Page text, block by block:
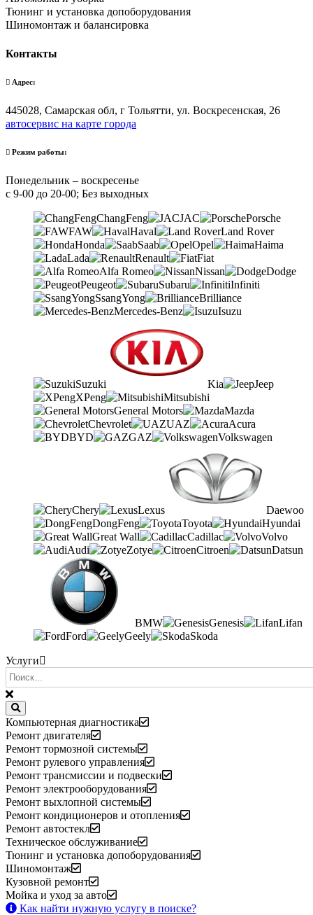
Тюнинг и установка допоборудования
Шиномонтаж и балансировка
Контакты
Адрес:
445028, Самарская обл, г Тольятти, ул. Воскресенская, 26
автосервис на карте города
Режим работы:
Понедельник – воскресенье
с 9-00 до 20-00; Без выходных
ChangFeng JAC
Porsche
FAW
Haval
Land Rover
Honda
Saab Opel
Haima
Lada
Renault
Fiat
Alfa Romeo
Nissan
Dodge
Peugeot
Subaru
Infiniti
SsangYong
Brilliance
Mercedes-Benz
Isuzu
Suzuki Kia
Jeep
XPeng
Mitsubishi
General Motors
Mazda
Chevrolet
UAZ
Acura
BYD
GAZ Volkswagen
Chery Lexus
Daewoo
DongFeng
Toyota
Hyundai
Great Wall
Cadillac
Volvo
Audi
Zotye Citroen Datsun
BMW Genesis
Lifan
Ford
Geely Skoda
Услуги
Компьютерная диагностика
Ремонт двигателя
Ремонт тормозной системы
Ремонт рулевого управления
Ремонт трансмиссии и подвески
Ремонт электрооборудования
Ремонт выхлопной системы
Ремонт кондиционеров и отопления
Ремонт автостекл
Техническое обслуживание
Тюнинг и установка допоборудования
Шиномонтаж
Кузовной ремонт
Мойка и уход за авто
Как найти нужную услугу в поиске?